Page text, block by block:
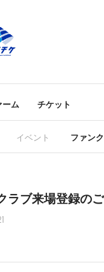
ーム チケット
イベント ファン
ラブ来場登録の